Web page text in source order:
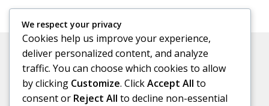
We respect your privacy
Cookies help us improve your experience,
deliver personalized content, and analyze
traffic. You can choose which cookies to allow
by clicking Customize. ClickAccept All to
consent or Reject All to decline non-essential